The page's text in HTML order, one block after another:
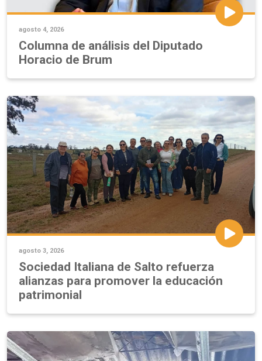
agosto 4, 2026
Columna de análisis del Diputado
Horacio de Brum
agosto 3, 2026
Sociedad Italiana de Salto refuerza
alianzas para promover la educación
patrimonial